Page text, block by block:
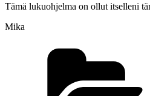
Tämä lukuohjelma on ollut itselleni
Mika